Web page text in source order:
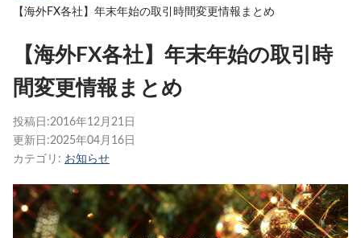
【海外FX各社】年末年始の取引時間変更情報まとめ
【海外FX各社】年末年始の取引時
間変更情報まとめ
投稿日:2016年12月21日
更新日:2025年04月16日
カテゴリ: お知らせ